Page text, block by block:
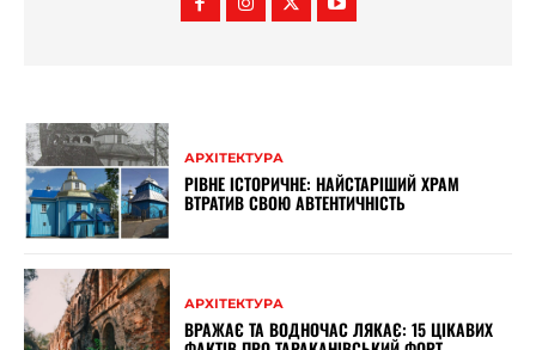
АРХІТЕКТУРА
РІВНЕ ІСТОРИЧНЕ: НАЙСТАРІШИЙ ХРАМ
ВТРАТИВ СВОЮ АВТЕНТИЧНІСТЬ
АРХІТЕКТУРА
ВРАЖАЄ ТА ВОДНОЧАС ЛЯКАЄ: 15 ЦІКАВИХ